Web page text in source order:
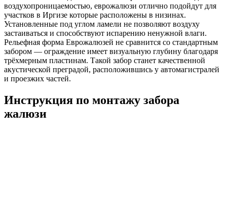
воздухопроницаемостью, еврожалюзи отлично подойдут для
участков в Иргизе которые расположены в низинах.
Установленные под углом ламели не позволяют воздуху
застаиваться и способствуют испарению ненужной влаги.
Рельефная форма Еврожалюзей не сравнится со стандартным
забором — ограждение имеет визуальную глубину благодаря
трёхмерным пластинам. Такой забор станет качественной
акустической преградой, расположившись у автомагистралей
и проезжих частей.
Инструкция по монтажу забора
жалюзи